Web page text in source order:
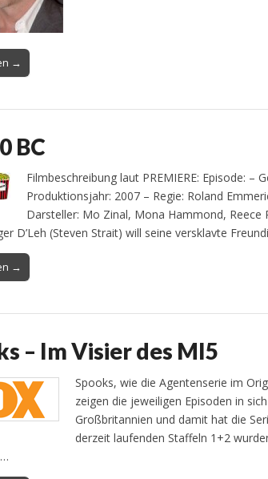
→
BC
Filmbeschreibung laut PREMIERE: Episode: –
Produktionsjahr: 2007 – Regie: Roland
Darsteller: Mo Zinal, Mona Hammond, Reece
D’Leh (Steven Strait) will seine versklavte
→
– Im Visier des MI5
Spooks, wie die Agentenserie im
zeigen die jeweiligen Episoden in
Großbritannien und damit hat die
derzeit laufenden Staffeln 1+2